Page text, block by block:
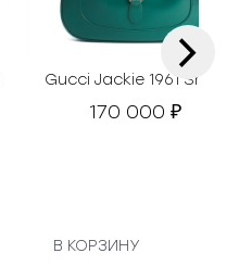
Gucci Jackie 1961 Small
170 000 ₽
В КОРЗИНУ
›